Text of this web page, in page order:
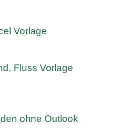
Vorlage
Fluss Vorlage
ohne Outlook